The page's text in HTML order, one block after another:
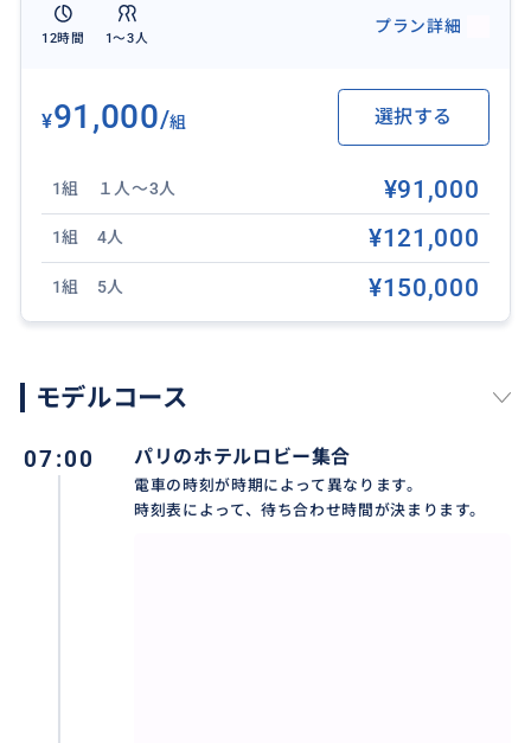
下記の『初めてのシャンパーニュ地方。パリから日帰
りでランスの町。世界遺産にもなっている有名メゾン3
みが可能です。
https://travel.buyma.com/service/a030299/ic010109
◇ご注意
この価格は、3名様まで同価格です。
価格には、日本語案内同行費とワイナリー訪問の予約
やコーディネート費用が含まれています。
見学とテーステイング料、現地での移動料金（タクシ
ー等）が含まれておりません。
これらは、案内人の分も含めて、お客様ご負担となり
ます。
お申込み後に、電車チケットを事前購入が必要ですの
12時間 1〜3人
プラン詳細
¥91,000/組 選択する
1組 １人～3人 ¥91,000
1組 4人 ¥121,000
1組 5人 ¥150,000
モデルコース
07:00 パリのホテルロビー集合
電車の時刻が時期によって異なります。
時刻表によって、待ち合わせ時間が決まります。